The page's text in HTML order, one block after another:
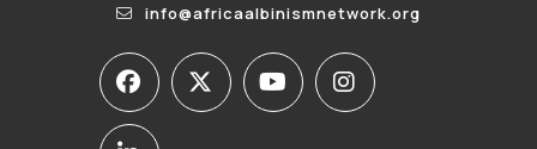
info@africaalbinismnetwork.org